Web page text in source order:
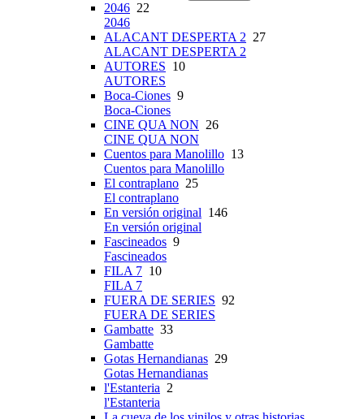
2046 22
2046
ALACANT DESPERTA 2 27
ALACANT DESPERTA 2
AUTORES 10
AUTORES
Boca-Ciones 9
Boca-Ciones
CINE QUA NON 26
CINE QUA NON
Cuentos para Manolillo 13
Cuentos para Manolillo
El contraplano 25
El contraplano
En versión original 146
En versión original
Fascineados 9
Fascineados
FILA 7 10
FILA 7
FUERA DE SERIES 92
FUERA DE SERIES
Gambatte 33
Gambatte
Gotas Hernandianas 29
Gotas Hernandianas
l'Estanteria 2
l'Estanteria